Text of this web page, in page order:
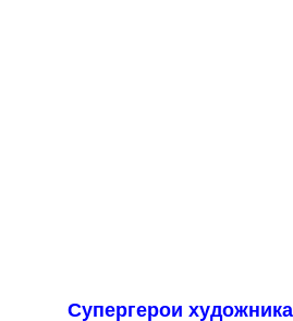
Cупергерои